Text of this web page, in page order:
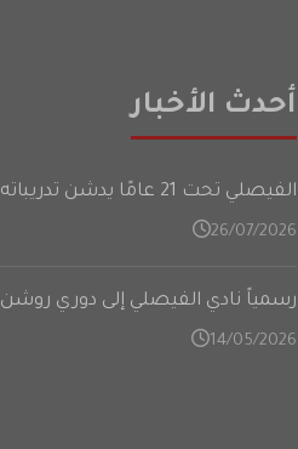
أحدث الأخبار
الفيصلي تحت 21 عامًا يدشن تدريباته في المعسكر الأعدادي على فترتين
26/07/2026
رسمياً نادي الفيصلي إلى دوري روشن
14/05/2026